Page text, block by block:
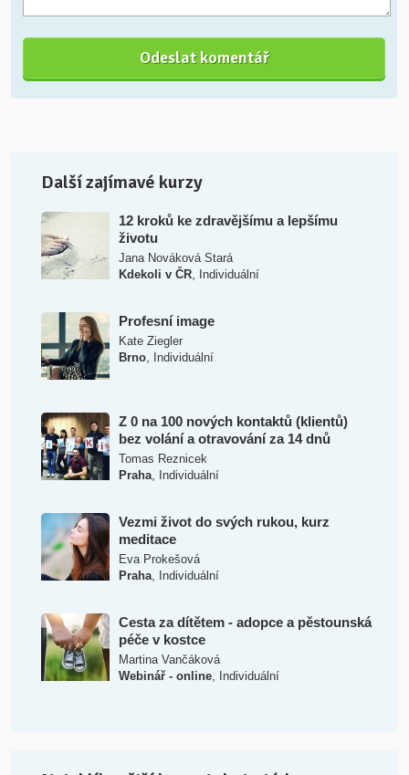
Další zajímavé kurzy
12 kroků ke zdravějšímu a lepšímu
životu
Jana Nováková Stará
Kdekoli v ČR, Individuální
Profesní image
Kate Ziegler
Brno, Individuální
Z 0 na 100 nových kontaktů (klientů)
bez volání a otravování za 14 dnů
Tomas Reznicek
Praha, Individuální
Vezmi život do svých rukou, kurz
meditace
Eva Prokešová
Praha, Individuální
Cesta za dítětem - adopce a pěstounská
péče v kostce
Martina Vančáková
Webinář - online, Individuální